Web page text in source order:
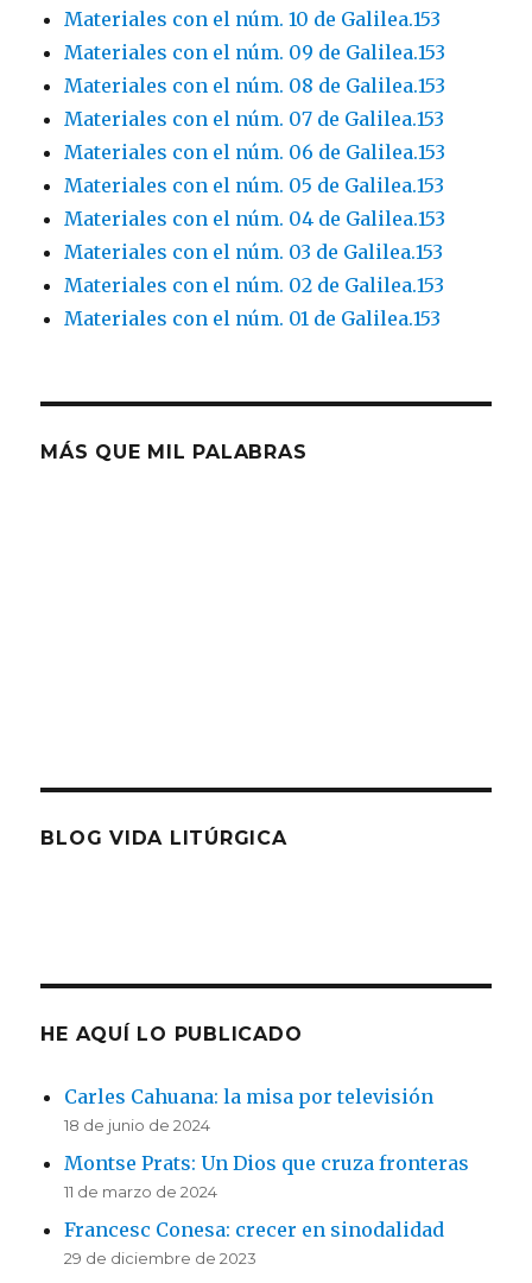
Materiales con el núm. 10 de Galilea.153
Materiales con el núm. 09 de Galilea.153
Materiales con el núm. 08 de Galilea.153
Materiales con el núm. 07 de Galilea.153
Materiales con el núm. 06 de Galilea.153
Materiales con el núm. 05 de Galilea.153
Materiales con el núm. 04 de Galilea.153
Materiales con el núm. 03 de Galilea.153
Materiales con el núm. 02 de Galilea.153
Materiales con el núm. 01 de Galilea.153
MÁS QUE MIL PALABRAS
BLOG VIDA LITÚRGICA
HE AQUÍ LO PUBLICADO
Carles Cahuana: la misa por televisión
18 de junio de 2024
Montse Prats: Un Dios que cruza fronteras
11 de marzo de 2024
Francesc Conesa: crecer en sinodalidad
29 de diciembre de 2023